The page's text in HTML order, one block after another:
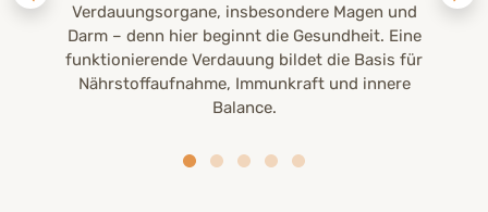
Verdauungsorgane, insbesondere Magen und
Darm – denn hier beginnt die Gesundheit. Eine
funktionierende Verdauung bildet die Basis für
Nährstoffaufnahme, Immunkraft und innere
Balance.